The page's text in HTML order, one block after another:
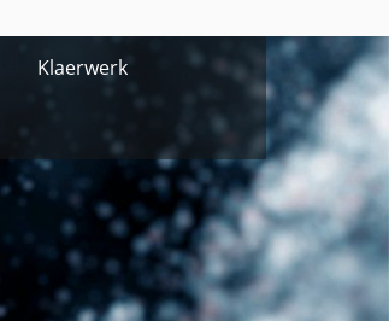
Klaerwerk